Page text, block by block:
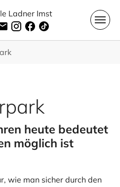
Ladner Imst
heute bedeutet
möglich ist
wie man sicher durch den